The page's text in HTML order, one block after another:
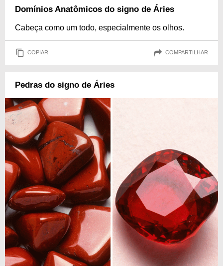
Domínios Anatômicos do signo de Áries
Cabeça como um todo, especialmente os olhos.
COPIAR COMPARTILHAR
Pedras do signo de Áries